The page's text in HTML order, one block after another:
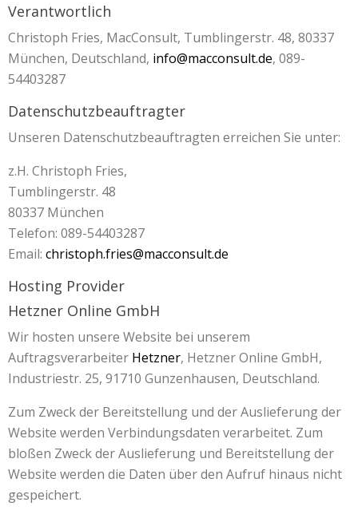
Verantwortlich
Christoph Fries, MacConsult, Tumblingerstr. 48, 80337
München, Deutschland, info@macconsult.de, 089-
54403287
Datenschutzbeauftragter
Unseren Datenschutzbeauftragten erreichen Sie unter:
z.H. Christoph Fries,
Tumblingerstr. 48
80337 München
Telefon: 089-54403287
Email: christoph.fries@macconsult.de
Hosting Provider
Hetzner Online GmbH
Wir hosten unsere Website bei unserem
Auftragsverarbeiter Hetzner, Hetzner Online GmbH,
Industriestr. 25, 91710 Gunzenhausen, Deutschland.
Zum Zweck der Bereitstellung und der Auslieferung der
Website werden Verbindungsdaten verarbeitet. Zum
bloßen Zweck der Auslieferung und Bereitstellung der
Website werden die Daten über den Aufruf hinaus nicht
gespeichert.